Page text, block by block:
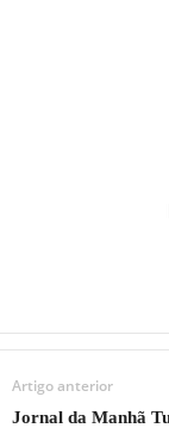
Artigo anterior
Jornal da Manhã